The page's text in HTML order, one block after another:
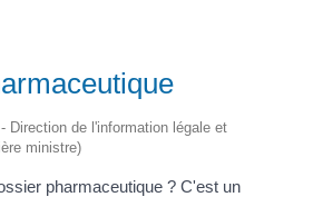
Direction de l'information légale et
ministre)
pharmaceutique ? C'est un